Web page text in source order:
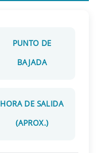
PUNTO DE
BAJADA
HORA DE SALIDA
(APROX.)